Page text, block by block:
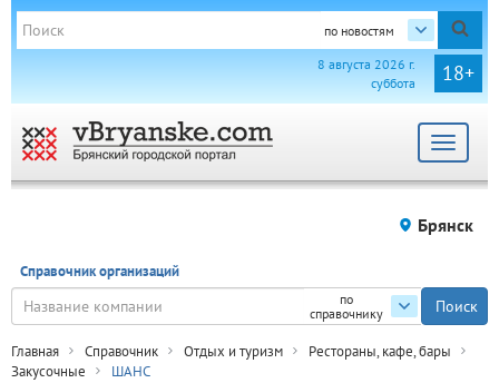
по новостям
18+
8 августа 2026 г.
суббота
Toggle
Брянск
Справочник организаций
по
справочнику
Главная Справочник Отдых и туризм
Рестораны, кафе, бары
Закусочные
ШАНС